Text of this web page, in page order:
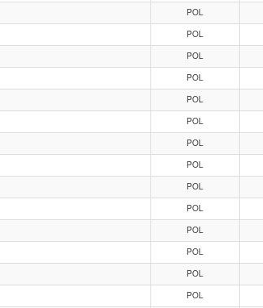
POL
POL
POL
POL
POL
POL
POL
POL
POL
POL
POL
POL
POL
POL